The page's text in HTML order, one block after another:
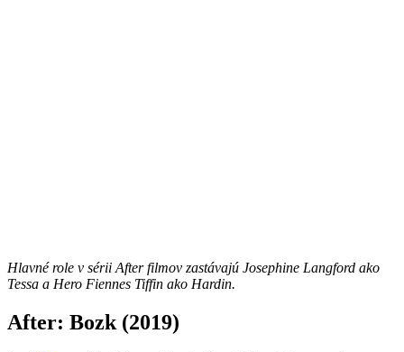
Hlavné role v sérii After filmov zastávajú Josephine Langford ako
Tessa a Hero Fiennes Tiffin ako Hardin.
After: Bozk (2019)